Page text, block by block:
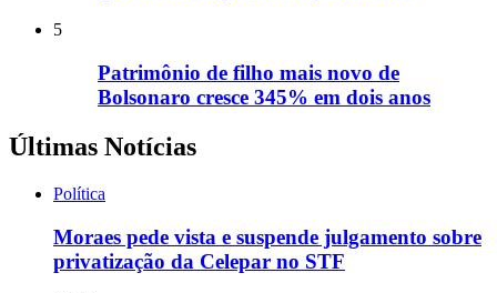
5
Patrimônio de filho mais novo de
Bolsonaro cresce 345% em dois anos
Últimas Notícias
Política
Moraes pede vista e suspende julgamento sobre
privatização da Celepar no STF